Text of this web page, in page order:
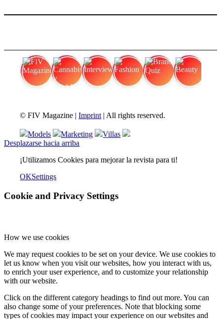
© FIV Magazine |Imprint | All rights reserved.
Models Marketing
Villas
Desplazarse hacia arriba
¡Utilizamos Cookies para mejorar la revista para ti!
OKSettings
Cookie and Privacy Settings
How we use cookies
We may request cookies to be set on your device. We use cookies to
let us know when you visit our websites, how you interact with us,
to enrich your user experience, and to customize your relationship
with our website.
Click on the different category headings to find out more. You can
also change some of your preferences. Note that blocking some
types of cookies may impact your experience on our websites and